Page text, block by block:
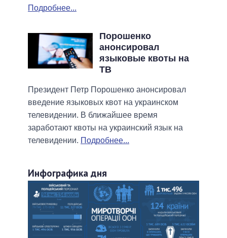
Подробнее...
Порошенко
анонсировал
языковые квоты на
ТВ
Президент Петр Порошенко анонсировал
введение языковых квот на украинском
телевидении. В ближайшее время
заработают квоты на украинский язык на
телевидении. Подробнее...
Инфографика дня